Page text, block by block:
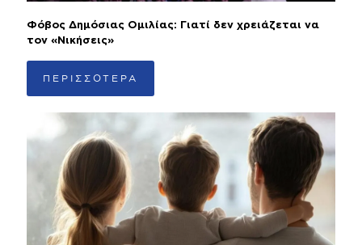
Φόβος Δημόσιας Ομιλίας: Γιατί δεν χρειάζεται να
τον «Νικήσεις»
ΠΕΡΙΣΣΟΤΕΡΑ